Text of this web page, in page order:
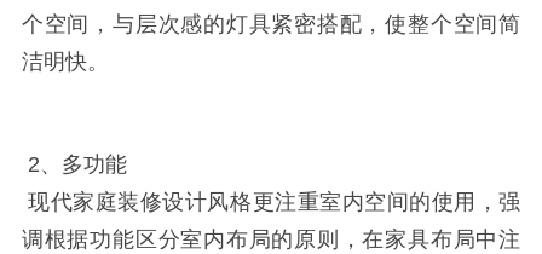
个空间，与层次感的灯具紧密搭配，使整个空间简
洁明快。
2、多功能
现代家庭装修设计风格更注重室内空间的使用，强
调根据功能区分室内布局的原则，在家具布局中注